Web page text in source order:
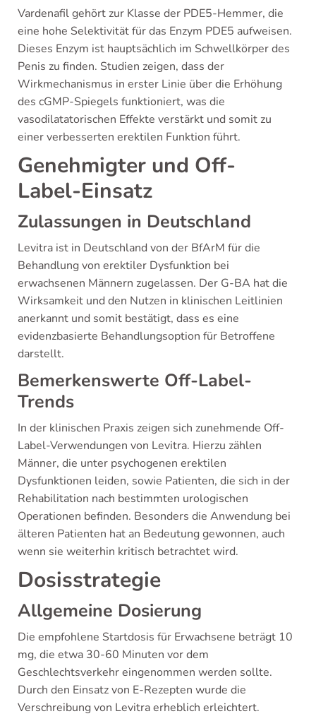
Vardenafil gehört zur Klasse der PDE5-Hemmer, die
eine hohe Selektivität für das Enzym PDE5 aufweisen.
Dieses Enzym ist hauptsächlich im Schwellkörper des
Penis zu finden. Studien zeigen, dass der
Wirkmechanismus in erster Linie über die Erhöhung
des cGMP-Spiegels funktioniert, was die
vasodilatatorischen Effekte verstärkt und somit zu
einer verbesserten erektilen Funktion führt.
Genehmigter und Off-
Label-Einsatz
Zulassungen in Deutschland
Levitra ist in Deutschland von der BfArM für die
Behandlung von erektiler Dysfunktion bei
erwachsenen Männern zugelassen. Der G-BA hat die
Wirksamkeit und den Nutzen in klinischen Leitlinien
anerkannt und somit bestätigt, dass es eine
evidenzbasierte Behandlungsoption für Betroffene
darstellt.
Bemerkenswerte Off-Label-
Trends
In der klinischen Praxis zeigen sich zunehmende Off-
Label-Verwendungen von Levitra. Hierzu zählen
Männer, die unter psychogenen erektilen
Dysfunktionen leiden, sowie Patienten, die sich in der
Rehabilitation nach bestimmten urologischen
Operationen befinden. Besonders die Anwendung bei
älteren Patienten hat an Bedeutung gewonnen, auch
wenn sie weiterhin kritisch betrachtet wird.
Dosisstrategie
Allgemeine Dosierung
Die empfohlene Startdosis für Erwachsene beträgt 10
mg, die etwa 30-60 Minuten vor dem
Geschlechtsverkehr eingenommen werden sollte.
Durch den Einsatz von E-Rezepten wurde die
Verschreibung von Levitra erheblich erleichtert.